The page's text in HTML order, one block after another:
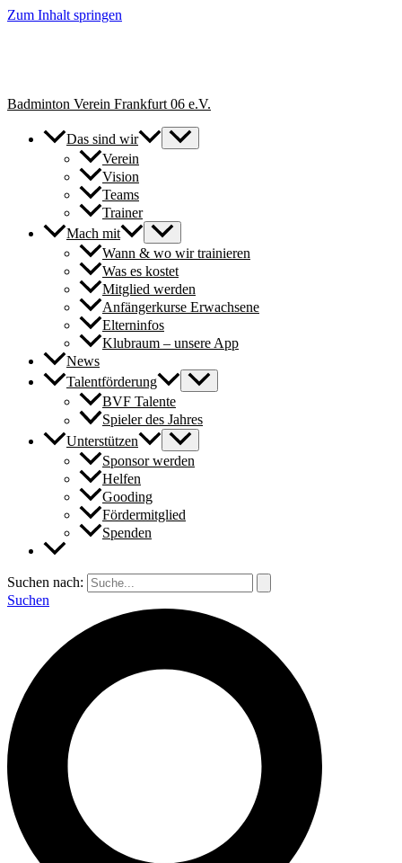
Zum Inhalt springen
Badminton Verein Frankfurt 06 e.V.
Das sind wir
Verein
Vision
Teams
Trainer
Mach mit
Wann & wo wir trainieren
Was es kostet
Mitglied werden
Anfängerkurse Erwachsene
Elterninfos
Klubraum – unsere App
News
Talentförderung
BVF Talente
Spieler des Jahres
Unterstützen
Sponsor werden
Helfen
Gooding
Fördermitglied
Spenden
Suchen nach:
Suchen